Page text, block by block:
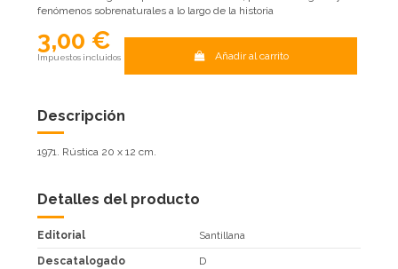
fenómenos sobrenaturales a lo largo de la historia
3,00 €
Impuestos incluidos Añadir al carrito
Descripción
1971. Rústica 20 x 12 cm.
Detalles del producto
Editorial Santillana
Descatalogado D